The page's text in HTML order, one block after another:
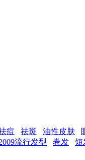
痘 祛斑 油性皮肤
流行发型 卷发
短